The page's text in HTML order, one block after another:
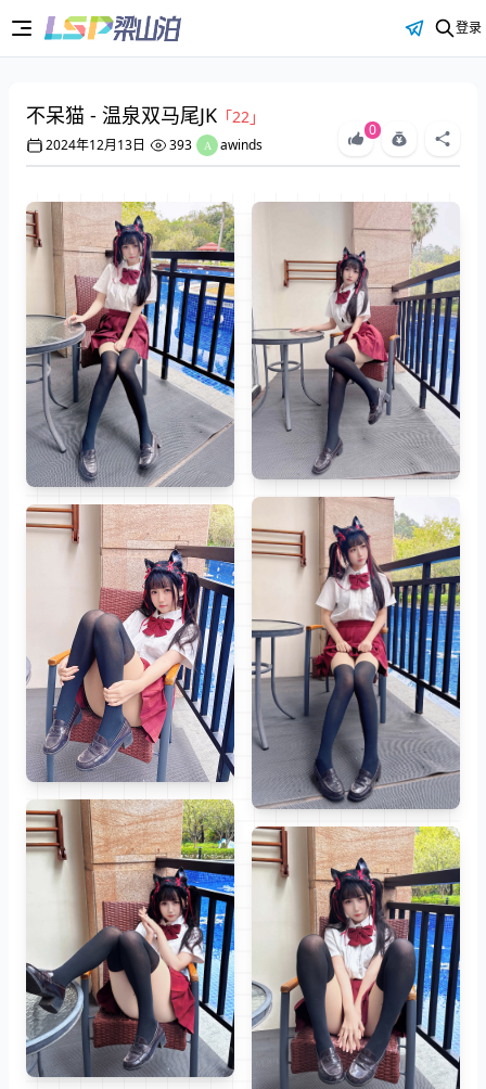
登录
不呆猫 - 温泉双马尾JK 「22」
2024年12月13日 393 awinds
0